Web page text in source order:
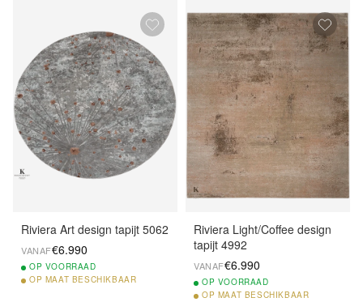
Riviera Art design tapijt 5062
VANAF€6.990
OP VOORRAAD
OP MAAT BESCHIKBAAR
Riviera Light/Coffee design
tapijt 4992
VANAF€6.990
OP VOORRAAD
OP MAAT BESCHIKBAAR